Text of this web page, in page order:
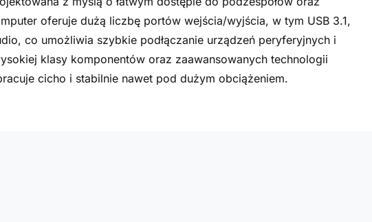
oferuje dużą liczbę portów wejścia/wyjścia, w tym USB 3.1,
co umożliwia szybkie podłączanie urządzeń peryferyjnych i
klasy komponentów oraz zaawansowanych technologii
cicho i stabilnie nawet pod dużym obciążeniem.